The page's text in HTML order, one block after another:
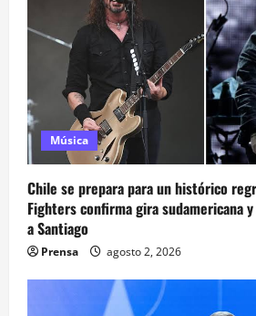
Música
Chile se prepara para un histórico
Fighters confirma gira sudamericana
a Santiago
Prensa agosto 2, 2026